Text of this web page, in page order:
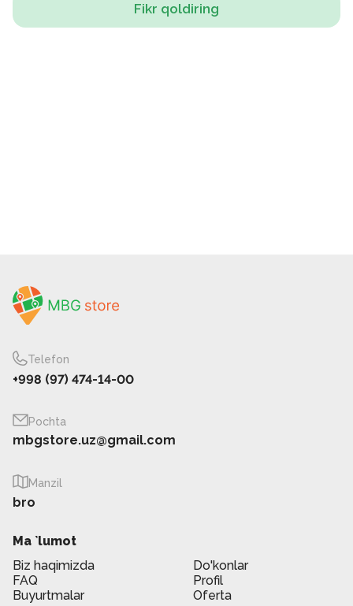
Fikr qoldiring
Telefon
+998 (97) 474-14-00
Pochta
mbgstore.uz@gmail.com
Manzil
bro
Ma `lumot
Biz haqimizda
Do'konlar
FAQ
Profil
Buyurtmalar
Oferta